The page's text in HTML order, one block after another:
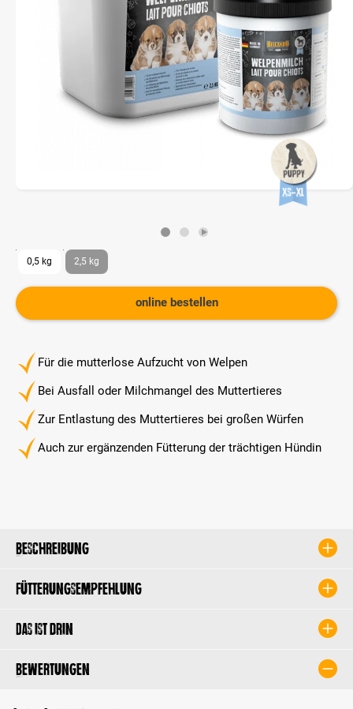
Für die mutterlose Aufzucht von Welpen
Bei Ausfall oder Milchmangel des Muttertieres
Zur Entlastung des Muttertieres bei großen Würfen
Auch zur ergänzenden Fütterung der trächtigen Hündin
0,5 kg 2,5 kg
online bestellen
Beschreibung
Fütterungsempfehlung
Das ist drin
Bewertungen